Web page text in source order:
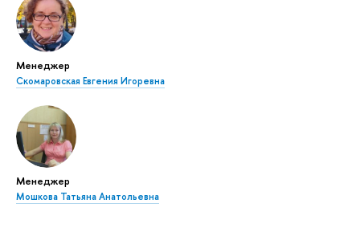
Менеджер
Скомаровская Евгения Игоревна
Менеджер
Мошкова Татьяна Анатольевна